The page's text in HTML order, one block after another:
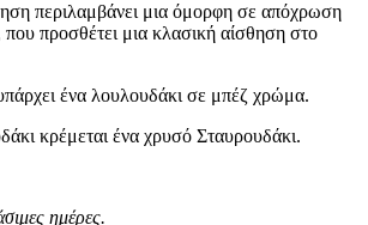
περιλαμβάνει μια όμορφη σε απόχρωση
προσθέτει μια κλασική αίσθηση στο
ένα λουλουδάκι σε μπέζ χρώμα.
κρέμεται ένα χρυσό Σταυρουδάκι.
ημέρες.